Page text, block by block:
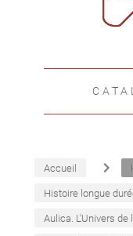
Accueil navigate_next
Histoire longue
Aulica. L'Univers de